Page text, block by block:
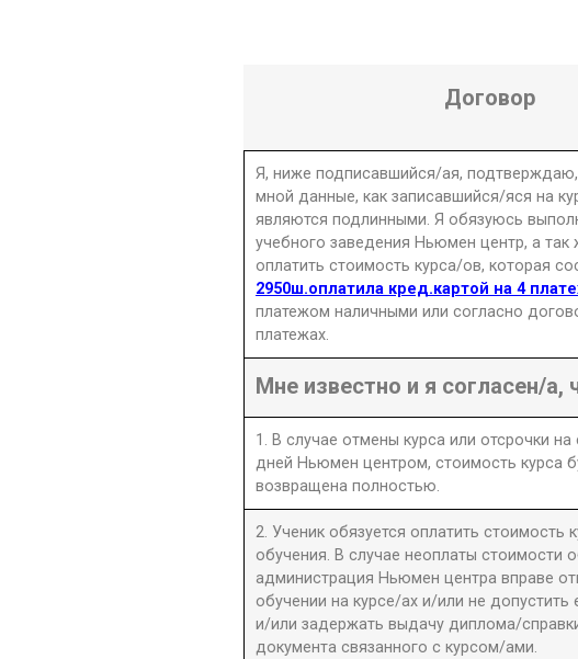
Договор
Я, ниже подписавшийся/ая,
мной данные, как записавшийся/яся на
являются подлинными. Я обязуюсь
учебного заведения Ньюмен центр, а
оплатить стоимость курса/ов, которая
2950ш.оплатила кред.картой на 4
платежом наличными или согласно
платежах.
Мне известно и я согласен/а,
1. В случае отмены курса или отсрочки
дней Ньюмен центром, стоимость курса
возвращена полностью.
2. Ученик обязуется оплатить стоимость
обучения. В случае неоплаты стоимости
администрация Ньюмен центра вправе
обучении на курсе/ах и/или не допустить
и/или задержать выдачу диплома/
документа связанного с курсом/ами.